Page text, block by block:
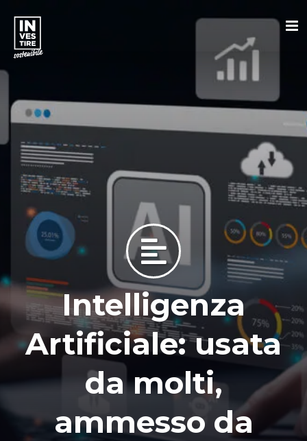
Intelligenza
Artificiale: usata
da molti,
ammesso da